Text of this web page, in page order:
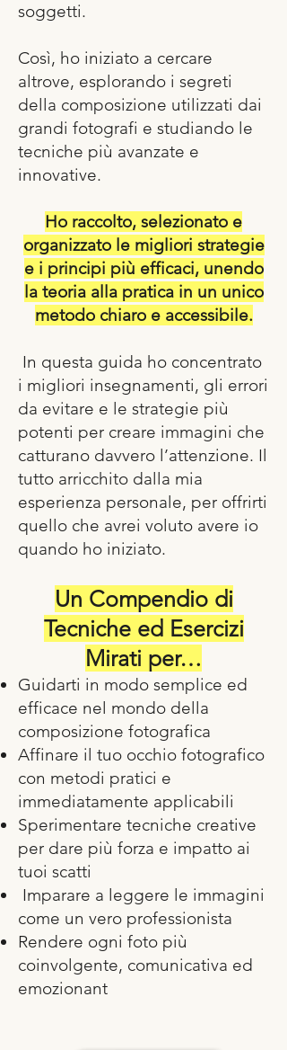
soggetti.
Così, ho iniziato a cercare
altrove, esplorando i segreti
della composizione utilizzati dai
grandi fotografi e studiando le
tecniche più avanzate e
innovative.
Ho raccolto, selezionato e
organizzato le migliori strategie
e i principi più efficaci, unendo
la teoria alla pratica in un unico
metodo chiaro e accessibile.
In questa guida ho concentrato
i migliori insegnamenti, gli errori
da evitare e le strategie più
potenti per creare immagini che
catturano davvero l’attenzione. Il
tutto arricchito dalla mia
esperienza personale, per offrirti
quello che avrei voluto avere io
quando ho iniziato.
Un Compendio di
Tecniche ed Esercizi
Mirati per…
Guidarti in modo semplice ed
efficace nel mondo della
composizione fotografica
Affinare il tuo occhio fotografico
con metodi pratici e
immediatamente applicabili
Sperimentare tecniche creative
per dare più forza e impatto ai
tuoi scatti
Imparare a leggere le immagini
come un vero professionista
Rendere ogni foto più
coinvolgente, comunicativa ed
emozionant